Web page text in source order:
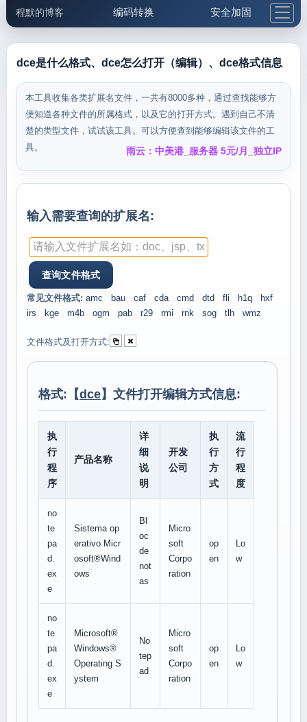
程默的博客 编码转换 安全加固
邮件工具 生活便民 更多工具
5.1支付宝大红包
dce是什么格式、dce怎么打开（编辑）、dce格式信息
本工具收集各类扩展名文件，一共有8000多种，通过查找能够方
便知道各种文件的所属格式，以及它的打开方式。遇到自己不清
楚的类型文件，试试该工具。可以方便查到能够编辑该文件的工
具。
雨云：中美港_服务器 5元/月_独立IP
输入需要查询的扩展名:
常见文件格式: amc bau caf cda cmd dtd fli h1q
hxf
irs
kge m4b ogm pab r29 rmi rnk sog tlh wmz
文件格式及打开方式:
格式:【dce】文件打开编辑方式信息:
执
行
程
序
产品名称
详
细
说
明
开发
公司
执
行
方
式
流
行
程
度
no
te
pa
d.
ex
e
Sistema op
erativo Micr
osoft®Wind
ows
Bl
oc
de
not
as
Micro
soft
Corpo
ration
op
en
Lo
w
no
te
pa
d.
ex
e
Microsoft®
Windows®
Operating S
ystem
No
tep
ad
Micro
soft
Corpo
ration
op
en
Lo
w